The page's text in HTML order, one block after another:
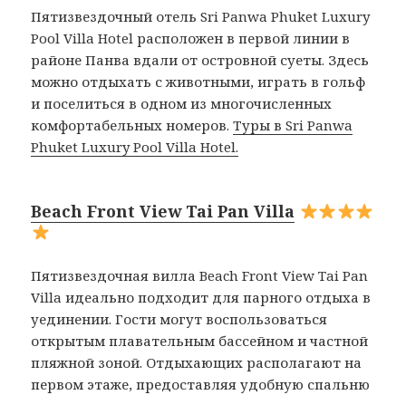
Пятизвездочный отель Sri Panwa Phuket Luxury
Pool Villa Hotel расположен в первой линии в
районе Панва вдали от островной суеты. Здесь
можно отдыхать с животными, играть в гольф
и поселиться в одном из многочисленных
комфортабельных номеров.Туры в Sri Panwa
Phuket Luxury Pool Villa Hotel.
Beach Front View Tai Pan Villa
Пятизвездочная вилла Beach Front View Tai Pan
Villa идеально подходит для парного отдыха в
уединении. Гости могут воспользоваться
открытым плавательным бассейном и частной
пляжной зоной. Отдыхающих располагают на
первом этаже, предоставляя удобную спальню